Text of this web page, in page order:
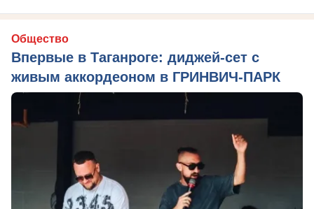
Общество
Впервые в Таганроге: диджей-сет с
живым аккордеоном в ГРИНВИЧ-ПАРК